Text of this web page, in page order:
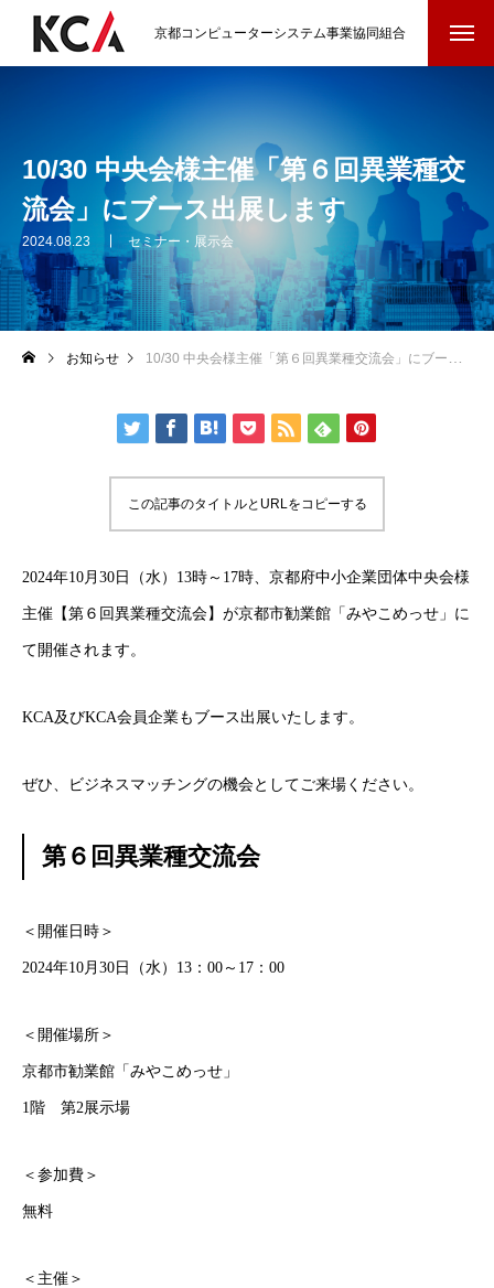
京都コンピューターシステム事業協同組合
10/30 中央会様主催「第６回異業種交
流会」にブース出展します
2024.08.23 セミナー・展示会
お知らせ 10/30 中央会様主催「第６回異業種交流会」にブース出展します
この記事のタイトルとURLをコピーする
2024年10月30日（水）13時～17時、京都府中小企業団体中央会様
主催【第６回異業種交流会】が京都市勧業館「みやこめっせ」に
て開催されます。
KCA及びKCA会員企業もブース出展いたします。
ぜひ、ビジネスマッチングの機会としてご来場ください。
第６回異業種交流会
＜開催日時＞
2024年10月30日（水）13：00～17：00
＜開催場所＞
京都市勧業館「みやこめっせ」
1階 第2展示場
＜参加費＞
無料
＜主催＞